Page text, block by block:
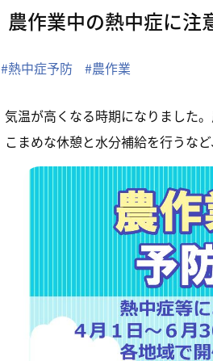
農作業中の熱中症に注
#熱中症予防 #農作業
気温が高くなる時期になりました
こまめな休憩と水分補給を行うな